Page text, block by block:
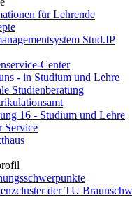
für Lehrende
Stud.IP
Center
- in Studium und Lehre
Studienberatung
16 - Studium und Lehre
Service
der TU